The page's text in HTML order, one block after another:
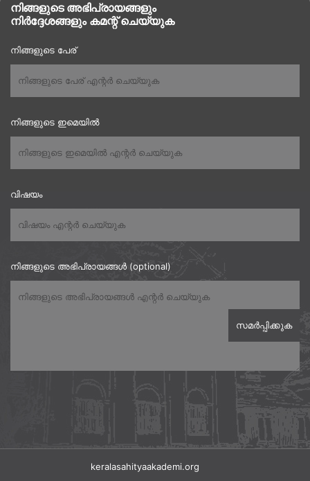
നിങ്ങളുടെ അഭിപ്രായങ്ങളും
നിർദ്ദേശങ്ങളും കമന്റ് ചെയ്യുക
നിങ്ങളുടെ പേര്
നിങ്ങളുടെ ഇമെയിൽ
വിഷയം
നിങ്ങളുടെ അഭിപ്രായങ്ങൾ (optional)
keralasahityaakademi.org